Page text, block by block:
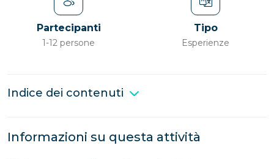
Partecipanti
1-12 persone
Tipo
Esperienze
Indice dei contenuti
Informazioni su questa attività